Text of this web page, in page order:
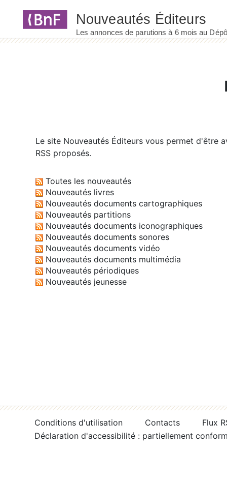
Le site Nouveautés Éditeurs vous permet d'être
RSS proposés.
Toutes les nouveautés
Nouveautés livres
Nouveautés documents cartographiques
Nouveautés partitions
Nouveautés documents iconographiques
Nouveautés documents sonores
Nouveautés documents vidéo
Nouveautés documents multimédia
Nouveautés périodiques
Nouveautés jeunesse
Conditions d'utilisation Contacts
Flux
Déclaration d'accessibilité : partiellement